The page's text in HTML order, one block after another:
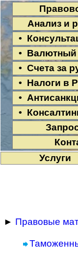
Анализ и
•
• Валютный
• Счета за
• Налоги в
•
•
Услуги
► Правовые